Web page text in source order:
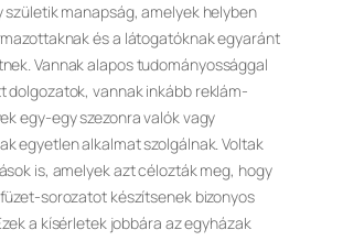
születik manapság, amelyek helyben
és a látogatóknak egyaránt
Vannak alapos tudományossággal
dolgozatok, vannak inkább reklám-
egy-egy szezonra valók vagy
egyetlen alkalmat szolgálnak. Voltak
is, amelyek azt célozták meg, hogy
sorozatot készítsenek bizonyos
a kísérletek jobbára az egyházak